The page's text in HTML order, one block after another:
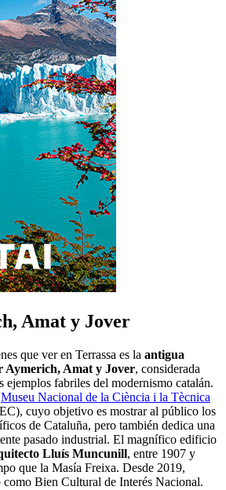
Amat y Jover
que ver en Terrassa es la antigua
Aymerich, Amat y Jover, considerada
ejemplos fabriles del modernismo catalán.
Museu Nacional de la Ciència i la Tècnica
cuyo objetivo es mostrar al público los
de Cataluña, pero también dedica una
pasado industrial. El magnífico edificio
Lluís Muncunill, entre 1907 y
que la Masía Freixa. Desde 2019,
como Bien Cultural de Interés Nacional.